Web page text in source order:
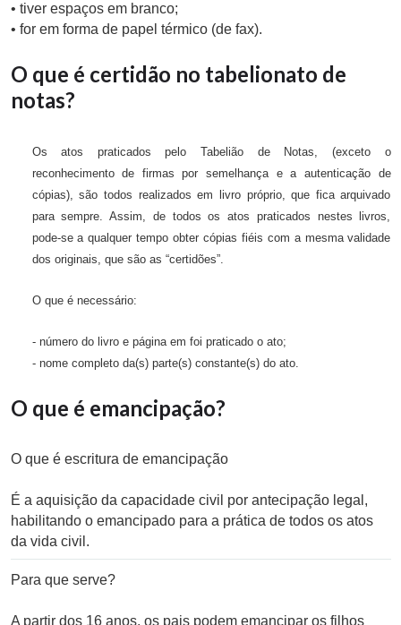
• tiver espaços em branco;
• for em forma de papel térmico (de fax).
O que é certidão no tabelionato de
notas?
Os atos praticados pelo Tabelião de Notas, (exceto o
reconhecimento de firmas por semelhança e a autenticação de
cópias), são todos realizados em livro próprio, que fica arquivado
para sempre. Assim, de todos os atos praticados nestes livros,
pode-se a qualquer tempo obter cópias fiéis com a mesma validade
dos originais, que são as “certidões”.
O que é necessário:
- número do livro e página em foi praticado o ato;
- nome completo da(s) parte(s) constante(s) do ato.
O que é emancipação?
O que é escritura de emancipação
É a aquisição da capacidade civil por antecipação legal,
habilitando o emancipado para a prática de todos os atos
da vida civil.
Para que serve?
A partir dos 16 anos, os pais podem emancipar os filhos